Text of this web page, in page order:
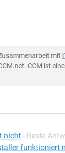
mit
CCM ist
nicht - Beste
funktioniert